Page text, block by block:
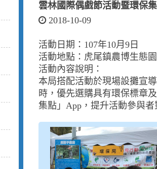
雲林國際偶戲節活動暨環保
2018-10-09
活動日期：107年10月9日
活動地點：虎尾鎮農博生態
活動內容說明：
本局搭配活動於現場設攤宣
時，優先選購具有環保標章
集點」App，提升活動參與者